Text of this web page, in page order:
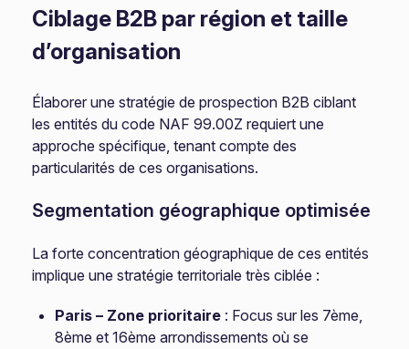
Ciblage B2B par région et taille
d’organisation
Élaborer une stratégie de prospection B2B ciblant
les entités du code NAF 99.00Z requiert une
approche spécifique, tenant compte des
particularités de ces organisations.
Segmentation géographique optimisée
La forte concentration géographique de ces entités
implique une stratégie territoriale très ciblée :
Paris – Zone prioritaire : Focus sur les 7ème,
8ème et 16ème arrondissements où se